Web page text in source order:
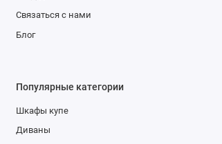
Связаться с нами
Блог
Популярные категории
Шкафы купе
Диваны